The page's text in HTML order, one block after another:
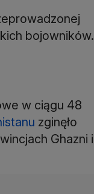
bojowników.
w ciągu 48
zginęło
Ghazni i